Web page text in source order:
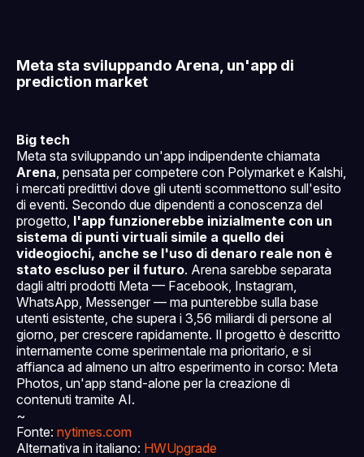
Meta sta sviluppando Arena, un'app di
prediction market
Big tech
Meta sta sviluppando un'app indipendente chiamata
Arena , pensata per competere con Polymarket e Kalshi,
i mercati predittivi dove gli utenti scommettono sull'esito
di eventi. Secondo due dipendenti a conoscenza del
progetto, l'app funzionerebbe inizialmente con un
sistema di punti virtuali simile a quello dei
videogiochi, anche se l'uso di denaro reale non è
stato escluso per il futuro. Arena sarebbe separata
dagli altri prodotti Meta — Facebook, Instagram,
WhatsApp, Messenger — ma punterebbe sulla base
utenti esistente, che supera i 3,56 miliardi di persone al
giorno, per crescere rapidamente. Il progetto è descritto
internamente come sperimentale ma prioritario, e si
affianca ad almeno un altro esperimento in corso: Meta
Photos, un'app stand-alone per la creazione di
contenuti tramite AI.
~
Fonte: nytimes.com
Alternativa in italiano: HWUpgrade